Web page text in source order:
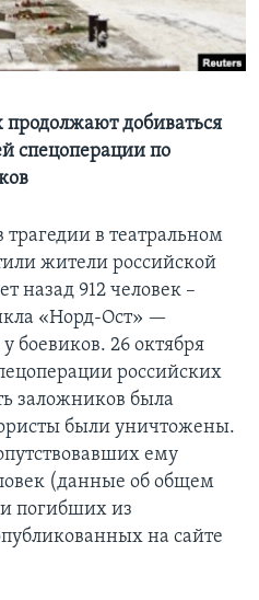
добиваться
спецоперации по
в театральном
жители российской
назад 912 человек –
«Норд-Ост» —
боевиков. 26 октября
российских
заложников была
были уничтожены.
ему
(данные об общем
погибших из
на сайте